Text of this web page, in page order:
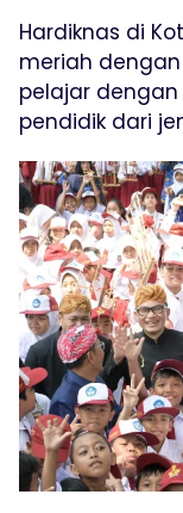
Hardiknas di
meriah
pelajar
pendidik dari